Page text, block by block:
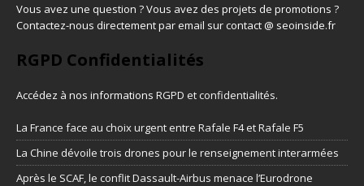
Vous avez une question ? Vous avez des projets de promotions ?
Contactez-nous directement par email sur contact @ seoinside.fr
RGPD Confidentialités
Accédez à nos informations RGPD et confidentialités.
La France face au choix urgent entre Rafale F4 et Rafale F5
La Chine dévoile trois drones pour le renseignement interarmées
Après le SCAF, le conflit Dassault-Airbus menace l’Eurodrone